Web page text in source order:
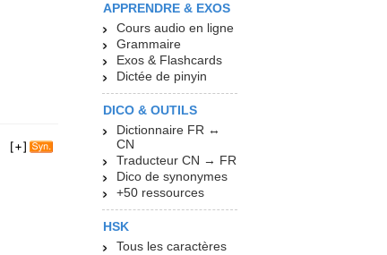
APPRENDRE & EXOS
Cours audio en ligne
Grammaire
Exos & Flashcards
Dictée de pinyin
DICO & OUTILS
Dictionnaire FR ↔
CN
Traducteur CN → FR
Dico de synonymes
+50 ressources
HSK
Tous les caractères